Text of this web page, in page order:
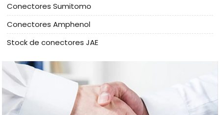
Conectores Sumitomo
Conectores Amphenol
Stock de conectores JAE